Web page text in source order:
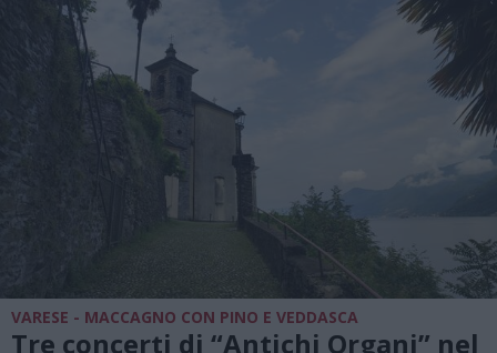
VARESE - MACCAGNO CON PINO E VEDDASCA
Tre concerti di “Antichi Organi” nel